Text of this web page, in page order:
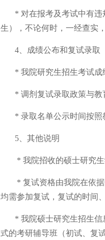
* 对在报考及考试中有
生），不论何时，一经查实
4、成绩公布和复试录取
* 我院研究生招生考试成
* 调剂复试录取政策与教
* 录取名单公示时间按照
5、其他说明
* 我院招收的硕士研究
* 复试资格由我院在依
均需参加复试，复试的时间
* 我院硕士研究生招生
式的考研辅导班（初试、复